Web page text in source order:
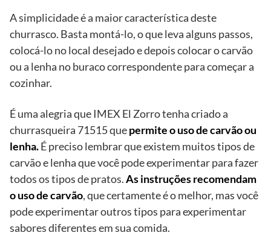
A simplicidade é a maior característica deste
churrasco. Basta montá-lo, o que leva alguns passos,
colocá-lo no local desejado e depois colocar o carvão
ou a lenha no buraco correspondente para começar a
cozinhar.
É uma alegria que IMEX El Zorro tenha criado a
churrasqueira 71515 quepermite o uso de carvão ou
lenha.É preciso lembrar que existem muitos tipos de
carvão e lenha que você pode experimentar para fazer
todos os tipos de pratos.As instruções recomendam
o uso de carvão, que certamente é o melhor, mas você
pode experimentar outros tipos para experimentar
sabores diferentes em sua comida.